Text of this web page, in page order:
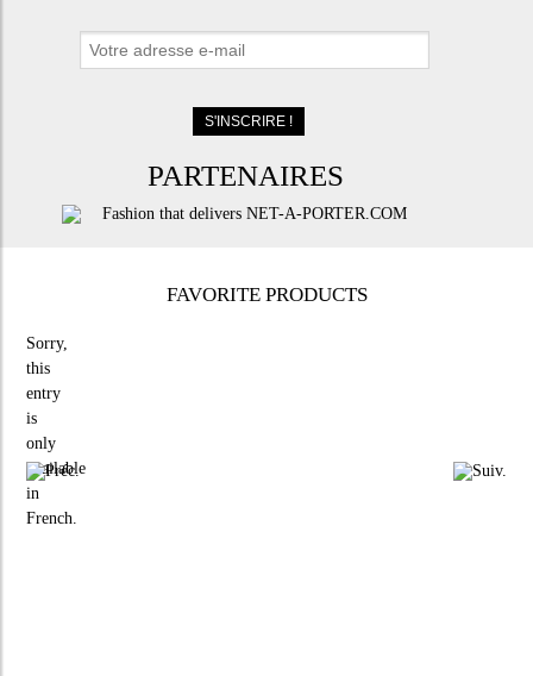
PARTENAIRES
FAVORITE PRODUCTS
Sorry,
this
entry
is
only
available
in
French